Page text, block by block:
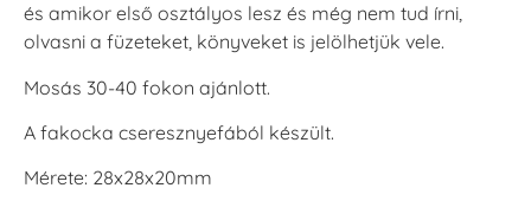
és amikor első osztályos lesz és még nem tud írni,
olvasni a füzeteket, könyveket is jelölhetjük vele.
Mosás 30-40 fokon ajánlott.
A fakocka cseresznyefából készült.
Mérete: 28x28x20mm